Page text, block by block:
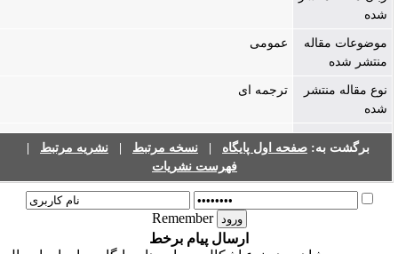
شده
موضوعات مقاله
منتشر شده
عمومی
نوع مقاله منتشر
شده
ترجمه ای
برگشت به:صفحه اول پایگاه| نسخه مرتبط| نشریه مرتبط|
فهرست نشریات
Remember
ارسال پیام برخط